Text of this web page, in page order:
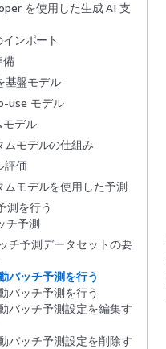
を使用した生成 AI 支
ンポート
備
基盤モデル
use モデル
モデル
ムモデルの仕組み
評価
ムモデルを使用した予測
測を行う
チ予測
チ予測データセットの要
バッチ予測を行う
バッチ予測を行う
バッチ予測設定を編集す
バッチ予測設定を削除す